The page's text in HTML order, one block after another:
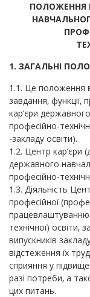
ПОЛОЖЕННЯ
1. ЗАГАЛЬНІ
1.1. Це положення
завдання, функції,
кар’єри
професійно-
-закладу освіти).
1.2. Центр кар’єри
державного
професійно-
1.3. Діяльність
професійної
працевлаштуванню
технічної) освіти,
випускників
відстеження їх
сприяння у
разі потреби, а
цих питань.